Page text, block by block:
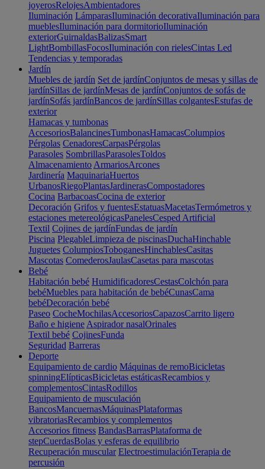
joyerosRelojesAmbientadores
Iluminación LámparasIluminación decorativaIluminación para
mueblesIluminación para dormitorioIluminación
exteriorGuirnaldasBalizasSmart
LightBombillasFocosIluminación con rielesCintas Led
Tendencias y temporadas
Jardín
Muebles de jardín Set de jardínConjuntos de mesas y sillas de
jardínSillas de jardínMesas de jardínConjuntos de sofás de
jardínSofás jardínBancos de jardínSillas colgantesEstufas de
exterior
Hamacas y tumbonas
AccesoriosBalancinesTumbonasHamacasColumpios
Pérgolas CenadoresCarpasPérgolas
Parasoles SombrillasParasolesToldos
Almacenamiento ArmariosArcones
Jardinería MaquinariaHuertos
UrbanosRiegoPlantasJardinerasCompostadores
Cocina BarbacoasCocina de exterior
Decoración Grifos y fuentesEstatuasMacetasTermómetros y
estaciones metereológicasPanelesCesped Artificial
Textil Cojines de jardínFundas de jardín
Piscina PlegableLimpieza de piscinasDuchaHinchable
Juguetes ColumpiosToboganesHinchablesCasitas
Mascotas ComederosJaulasCasetas para mascotas
Bebé
Habitación bebé HumidificadoresCestasColchón para
bebéMuebles para habitación de bebéCunasCama
bebéDecoración bebé
Paseo CocheMochilasAccesoriosCapazosCarrito ligero
Baño e higiene Aspirador nasalOrinales
Textil bebé CojinesFunda
Seguridad Barreras
Deporte
Equipamiento de cardio Máquinas de remoBicicletas
spinningElípticasBicicletas estáticasRecambios y
complementosCintasRodillos
Equipamiento de musculación
BancosMancuernasMáquinasPlataformas
vibratoriasRecambios y complementos
Accesorios fitness BandasBarrasPlataforma de
stepCuerdasBolas y esferas de equilibrio
Recuperación muscular ElectroestimulaciónTerapia de
percusión